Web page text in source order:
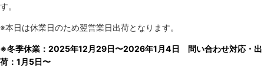
す。
※本日は休業日のため翌営業日出荷となります。
※冬季休業：2025年12月29日〜2026年1月4日 問い合わせ対応・出
荷：1月5日〜